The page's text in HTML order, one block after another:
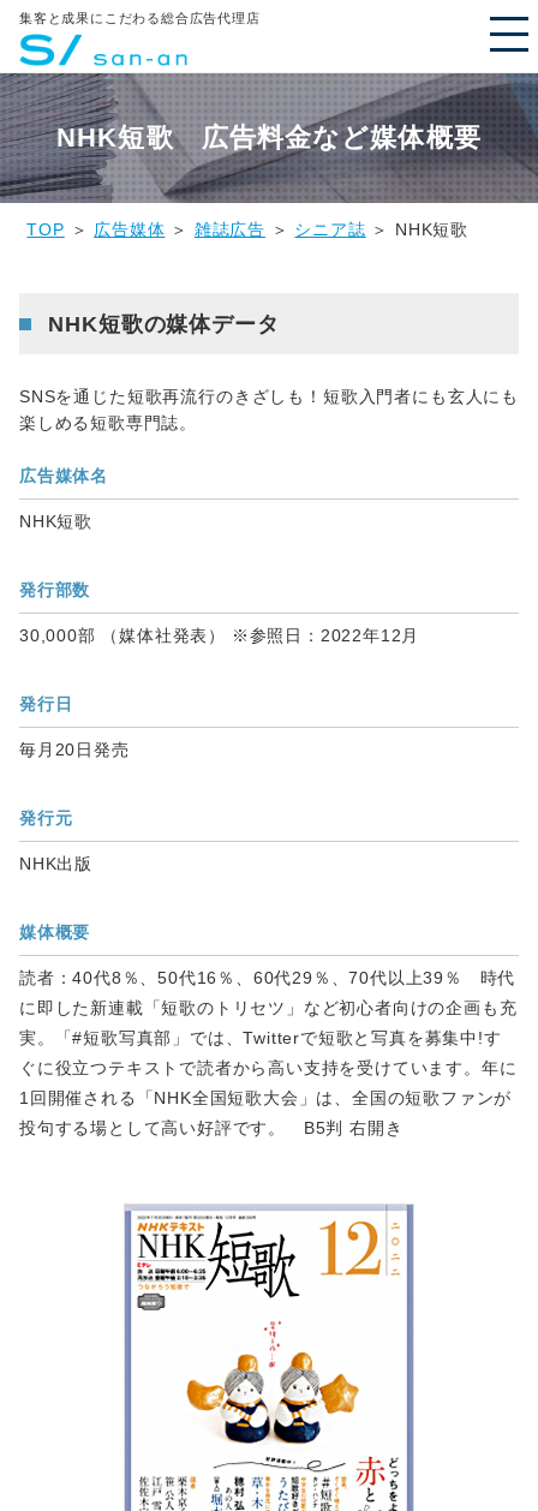
集客と成果にこだわる総合広告代理店
NHK短歌 広告料金など媒体概要
TOP ＞ 広告媒体 ＞ 雑誌広告 ＞ シニア誌 ＞ NHK短歌
NHK短歌の媒体データ
SNSを通じた短歌再流行のきざしも！短歌入門者にも玄人にも
楽しめる短歌専門誌。
広告媒体名
NHK短歌
発行部数
30,000部 （媒体社発表） ※参照日：2022年12月
発行日
毎月20日発売
発行元
NHK出版
媒体概要
読者：40代8％、50代16％、60代29％、70代以上39％ 時代
に即した新連載「短歌のトリセツ」など初心者向けの企画も充
実。「#短歌写真部」では、Twitterで短歌と写真を募集中!す
ぐに役立つテキストで読者から高い支持を受けています。年に
1回開催される「NHK全国短歌大会」は、全国の短歌ファンが
投句する場として高い好評です。 B5判 右開き